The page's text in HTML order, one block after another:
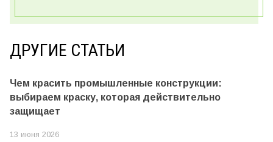
ДРУГИЕ СТАТЬИ
Чем красить промышленные конструкции:
выбираем краску, которая действительно
защищает
13 июня 2026